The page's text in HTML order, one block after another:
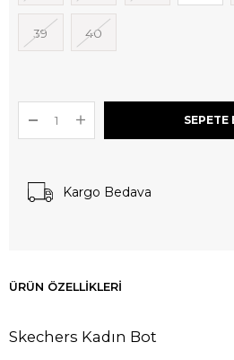
39 40
Kargo Bedava
ÜRÜN ÖZELLIKLERI
Skechers Kadın Bot